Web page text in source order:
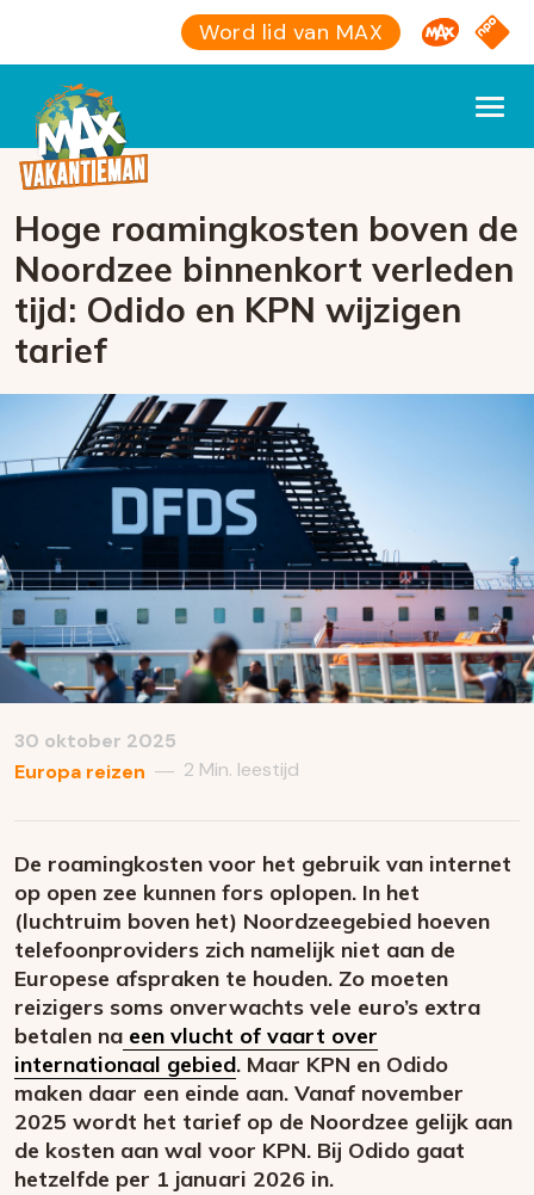
Word lid van MAX Omroep
NPO
Hoge roamingkosten boven de
Noordzee binnenkort verleden
tijd: Odido en KPN wijzigen
tarief
30 oktober 2025
Europa reizen — 2 Min. leestijd
De roamingkosten voor het gebruik van internet
op open zee kunnen fors oplopen. In het
(luchtruim boven het) Noordzeegebied hoeven
telefoonproviders zich namelijk niet aan de
Europese afspraken te houden. Zo moeten
reizigers soms onverwachts vele euro’s extra
betalen na een vlucht of vaart over
internationaal gebied. Maar KPN en Odido
maken daar een einde aan. Vanaf november
2025 wordt het tarief op de Noordzee gelijk aan
de kosten aan wal voor KPN. Bij Odido gaat
hetzelfde per 1 januari 2026 in.